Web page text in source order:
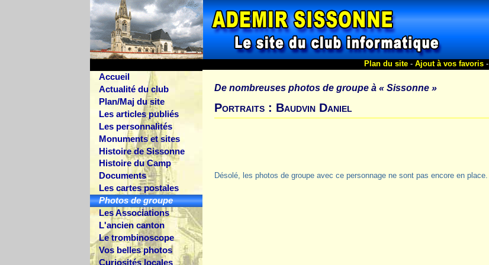
Accueil
Actualité du club
Plan/Maj du site
Les articles publiés
Les personnalités
Monuments et sites
Histoire de Sissonne
Histoire du Camp
Documents
Les cartes postales
Photos de groupe
Les Associations
L'ancien canton
Le trombinoscope
Vos belles photos
Curiosités locales
Plan du site- Ajout à vos favoris-
De nombreuses photos de groupe à « Sissonne »
Portraits : Baudvin Daniel
Désolé, les photos de groupe avec ce personnage ne sont pas encore en place.